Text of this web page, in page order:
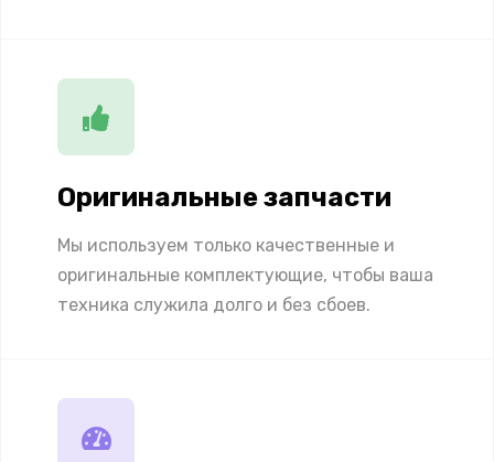
Оригинальные запчасти
Мы используем только качественные и
оригинальные комплектующие, чтобы ваша
техника служила долго и без сбоев.